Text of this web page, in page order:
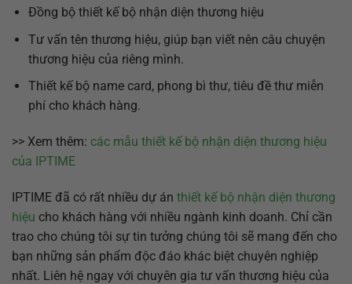
Đồng bộ thiết kế bộ nhận diện thương hiệu
Tư vấn tên thương hiệu, giúp bạn viết nên câu chuyện
thương hiệu của riêng mình.
Thiết kế bộ name card, phong bì thư, tiêu đề thư miễn
phí cho khách hàng.
>> Xem thêm: các mẫu thiết kế bộ nhận diện thương hiệu
của IPTIME
IPTIME đã có rất nhiều dự án thiết kế bộ nhận diện thương
hiệu cho khách hàng với nhiều ngành kinh doanh. Chỉ cần
trao cho chúng tôi sự tin tưởng chúng tôi sẽ mang đến cho
bạn những sản phẩm độc đáo khác biệt chuyên nghiệp
nhất. Liên hệ ngay với chuyên gia tư vấn thương hiệu của